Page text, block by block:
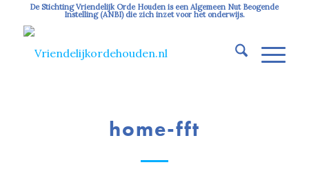
De Stichting Vriendelijk Orde Houden is een Algemeen Nut Beogende
Instelling (ANBI) die zich inzet voor het onderwijs.
home-fft